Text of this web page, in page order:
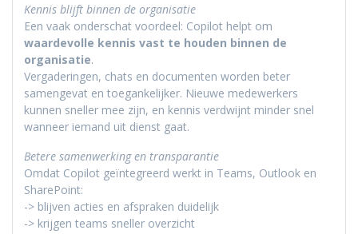
Kennis blijft binnen de organisatie
Een vaak onderschat voordeel: Copilot helpt om
waardevolle kennis vast te houden binnen de
organisatie.
Vergaderingen, chats en documenten worden beter
samengevat en toegankelijker. Nieuwe medewerkers
kunnen sneller mee zijn, en kennis verdwijnt minder snel
wanneer iemand uit dienst gaat.
Betere samenwerking en transparantie
Omdat Copilot geïntegreerd werkt in Teams, Outlook en
SharePoint:
-> blijven acties en afspraken duidelijk
-> krijgen teams sneller overzicht